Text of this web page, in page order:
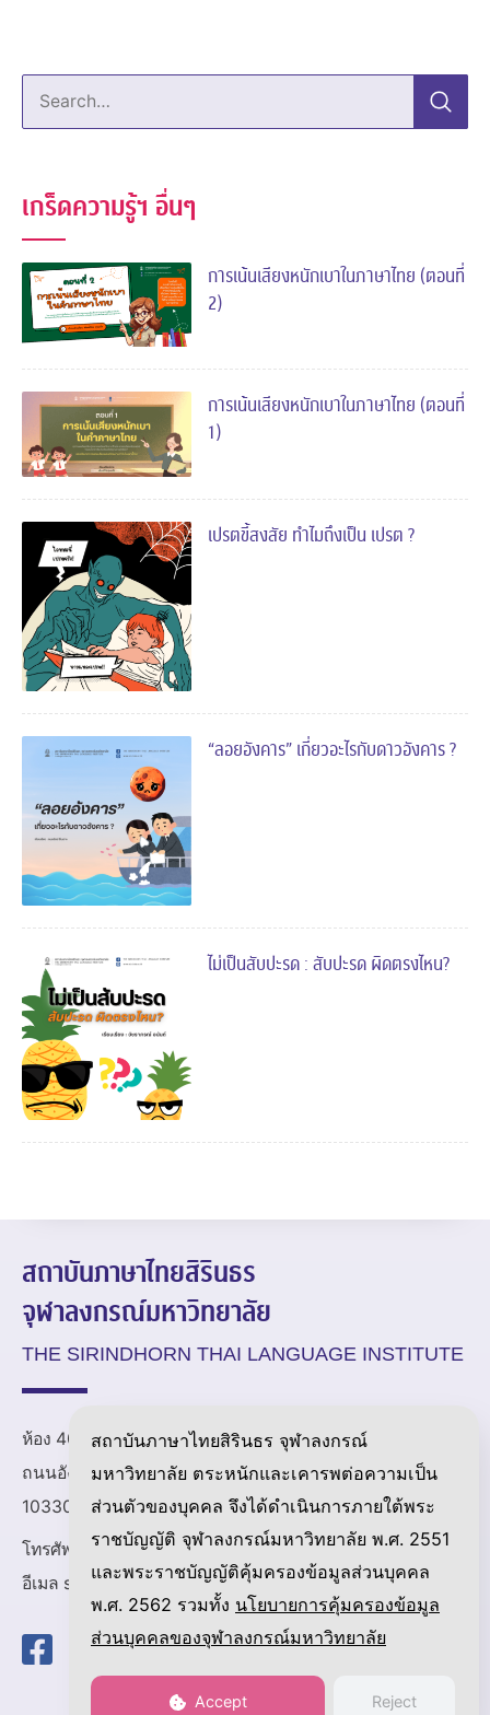
Search…
เกร็ดความรู้ฯ อื่นๆ
การเน้นเสียงหนักเบาในภาษาไทย (ตอนที่
2)
การเน้นเสียงหนักเบาในภาษาไทย (ตอนที่
1)
เปรตขี้สงสัย ทำไมถึงเป็น เปรต ?
“ลอยอังคาร” เกี่ยวอะไรกับดาวอังคาร ?
ไม่เป็นสับปะรด : สับปะรด ผิดตรงไหน?
สถาบันภาษาไทยสิรินธร
จุฬาลงกรณ์มหาวิทยาลัย
THE SIRINDHORN THAI LANGUAGE INSTITUTE
ห้อง 405 ชั้น 4 อาคารจุฬาวิชช์ 1
ถนนอังรีดูนังต์ แขวงวังใหม่ เขตปทุมวัน กรุงเทพมหานคร
10330
โทรศัพท์ 0-2218-9480
อีเมล sti@chula.ac.th หรือ chula.sti@gmail.com
สถาบันภาษาไทยสิรินธร จุฬาลงกรณ์
มหาวิทยาลัย ตระหนักและเคารพต่อความเป็น
ส่วนตัวของบุคคล จึงได้ดำเนินการภายใต้พระ
ราชบัญญัติ จุฬาลงกรณ์มหาวิทยาลัย พ.ศ. 2551
และพระราชบัญญัติคุ้มครองข้อมูลส่วนบุคคล
พ.ศ. 2562 รวมทั้ง นโยบายการคุ้มครองข้อมูล
ส่วนบุคคลของจุฬาลงกรณ์มหาวิทยาลัย
Accept Reject